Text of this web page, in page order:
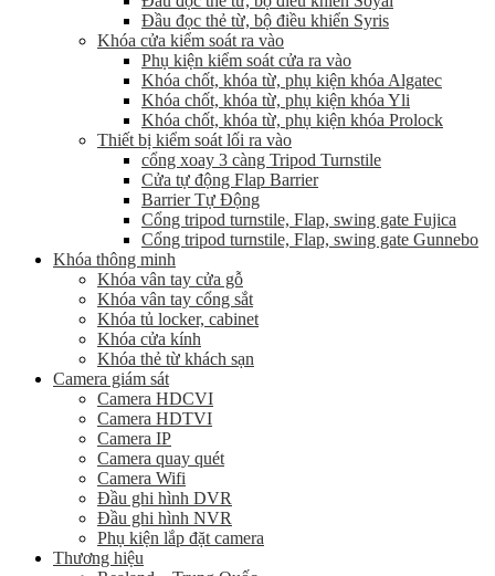
Đầu đọc thẻ từ, bộ điều khiển Syris
Khóa cửa kiểm soát ra vào
Phụ kiện kiểm soát cửa ra vào
Khóa chốt, khóa từ, phụ kiện khóa Algatec
Khóa chốt, khóa từ, phụ kiện khóa Yli
Khóa chốt, khóa từ, phụ kiện khóa Prolock
Thiết bị kiểm soát lối ra vào
cổng xoay 3 càng Tripod Turnstile
Cửa tự động Flap Barrier
Barrier Tự Động
Cổng tripod turnstile, Flap, swing gate Fujica
Cổng tripod turnstile, Flap, swing gate Gunnebo
Khóa thông minh
Khóa vân tay cửa gỗ
Khóa vân tay cổng sắt
Khóa tủ locker, cabinet
Khóa cửa kính
Khóa thẻ từ khách sạn
Camera giám sát
Camera HDCVI
Camera HDTVI
Camera IP
Camera quay quét
Camera Wifi
Đầu ghi hình DVR
Đầu ghi hình NVR
Phụ kiện lắp đặt camera
Thương hiệu